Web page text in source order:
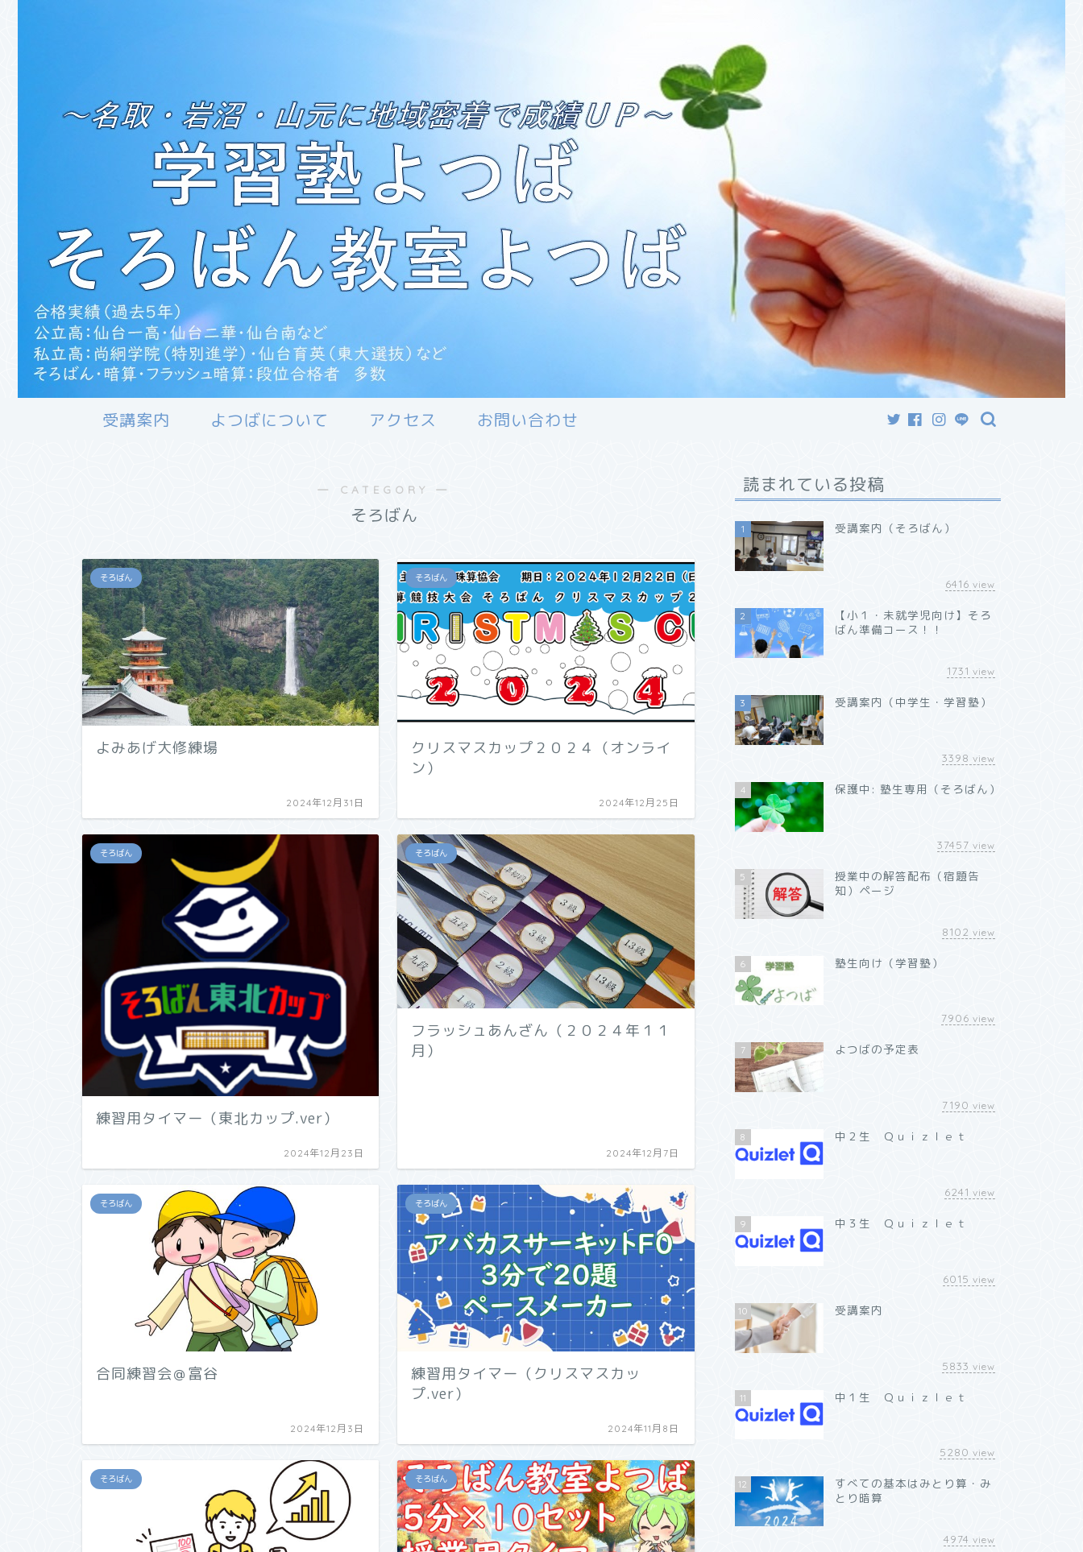
受講案内 よつばについて アクセス お問い合わせ
― CATEGORY ―
そろばん
そろばん
よみあげ大修練場
2024年12月31日
そろばん
クリスマスカップ２０２４（オンライ
ン）
2024年12月25日
そろばん
練習用タイマー（東北カップ.ver）
2024年12月23日
そろばん
フラッシュあんざん（２０２４年１１
月）
2024年12月7日
そろばん
合同練習会＠富谷
2024年12月3日
そろばん
練習用タイマー（クリスマスカッ
プ.ver）
2024年11月8日
そろばん そろばん
読まれている投稿
1 受講案内（そろばん）
6416 view
2
【小１・未就学児向け】そろ
ばん準備コース！！
1731 view
3 受講案内（中学生・学習塾）
3398 view
4 保護中: 塾生専用（そろばん）
37457 view
5
授業中の解答配布（宿題告
知）ページ
8102 view
6 塾生向け（学習塾）
7906 view
7 よつばの予定表
7190 view
8 中２生 Ｑｕｉｚｌｅｔ
6241 view
9 中３生 Ｑｕｉｚｌｅｔ
6015 view
10 受講案内
5833 view
11 中１生 Ｑｕｉｚｌｅｔ
5280 view
12
すべての基本はみとり算・み
とり暗算
4974 view